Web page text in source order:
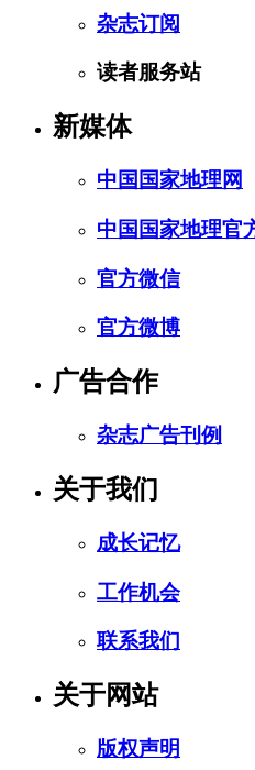
杂志订阅
读者服务站
新媒体
中国国家地理网
中国国家地理官
官方微信
官方微博
广告合作
杂志广告刊例
关于我们
成长记忆
工作机会
联系我们
关于网站
版权声明